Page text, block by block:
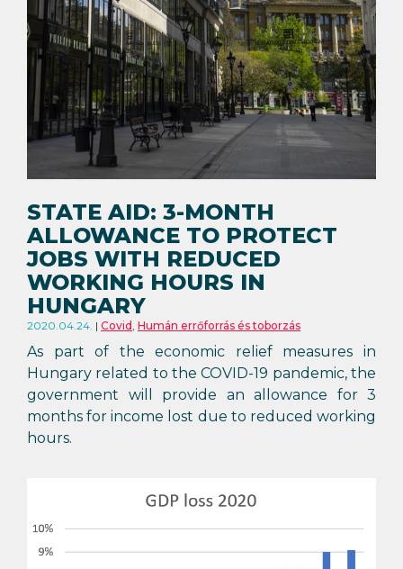
STATE AID: 3-MONTH
ALLOWANCE TO PROTECT
JOBS WITH REDUCED
WORKING HOURS IN
HUNGARY
2020.04.24. Covid, Humán errőforrás és toborzás
As part of the economic relief measures in
Hungary related to the COVID-19 pandemic, the
government will provide an allowance for 3
months for income lost due to reduced working
hours.